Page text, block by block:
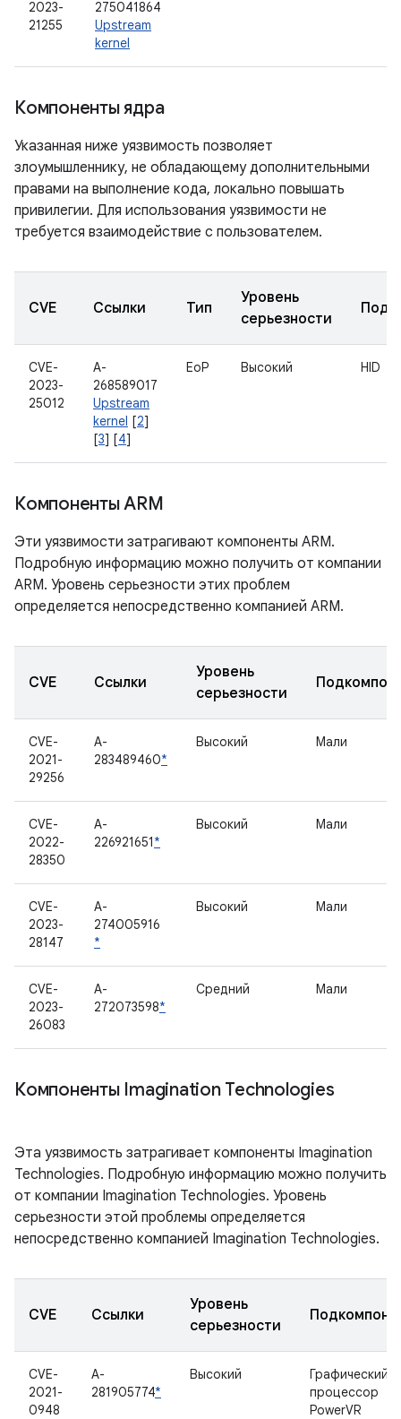
2023-
21255
275041864
Upstream
kernel
Компоненты ядра
Указанная ниже уязвимость позволяет
злоумышленнику, не обладающему дополнительными
правами на выполнение кода, локально повышать
привилегии. Для использования уязвимости не
требуется взаимодействие с пользователем.
CVE Ссылки Тип
Уровень
серьезности
CVE-
2023-
25012
A-
268589017
Upstream
kernel [2]
[3] [4]
EoP Высокий HID
Компоненты ARM
Эти уязвимости затрагивают компоненты ARM.
Подробную информацию можно получить от компании
ARM. Уровень серьезности этих проблем
определяется непосредственно компанией ARM.
CVE Ссылки
Уровень
серьезности
CVE-
2021-
29256
A-
283489460*
Высокий Мали
CVE-
2022-
28350
A-
226921651*
Высокий Мали
CVE-
2023-
28147
A-
274005916
*
Высокий Мали
CVE-
2023-
26083
A-
272073598*
Средний Мали
Компоненты Imagination Technologies
Эта уязвимость затрагивает компоненты Imagination
Technologies. Подробную информацию можно получить
от компании Imagination Technologies. Уровень
серьезности этой проблемы определяется
непосредственно компанией Imagination Technologies.
CVE Ссылки
Уровень
серьезности
CVE-
2021-
0948
A-
281905774*
Высокий
Графический
процессор
PowerVR